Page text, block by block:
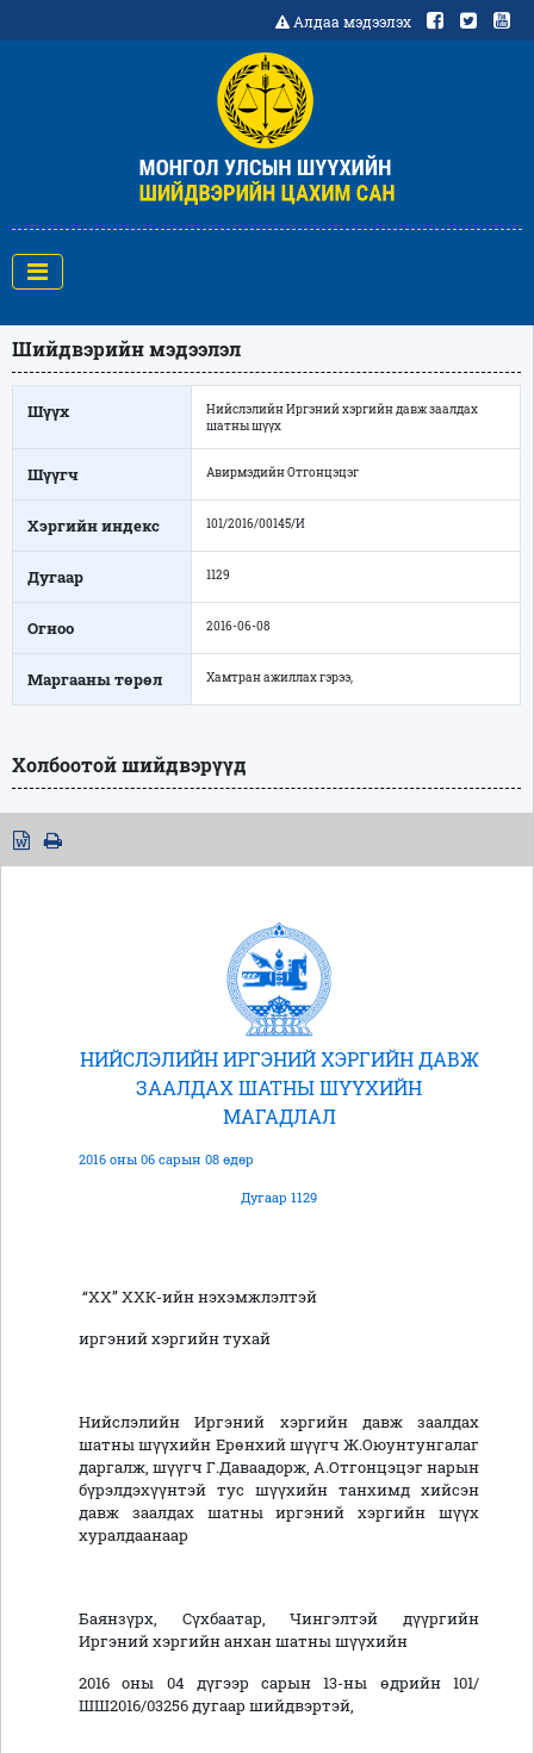
Алдаа мэдээлэх
Шийдвэрийн мэдээлэл
Шүүх
Нийслэлийн Иргэний хэргийн давж заалдах
шатны шүүх
Шүүгч Авирмэдийн Отгонцэцэг
Хэргийн индекс 101/2016/00145/И
Дугаар 1129
Огноо 2016-06-08
Маргааны төрөл Хамтран ажиллах гэрээ,
Холбоотой шийдвэрүүд
НИЙСЛЭЛИЙН ИРГЭНИЙ ХЭРГИЙН ДАВЖ
ЗААЛДАХ ШАТНЫ ШҮҮХИЙН
МАГАДЛАЛ
2016 оны 06 сарын 08 өдөр
Дугаар 1129
“ХХ” ХХК-ийн нэхэмжлэлтэй
иргэний хэргийн тухай
Нийслэлийн Иргэний хэргийн давж заалдах
шатны шүүхийн Ерөнхий шүүгч Ж.Оюунтунгалаг
даргалж, шүүгч Г.Даваадорж, А.Отгонцэцэг нарын
бүрэлдэхүүнтэй тус шүүхийн танхимд хийсэн
давж заалдах шатны иргэний хэргийн шүүх
хуралдаанаар
Баянзүрх, Сүхбаатар, Чингэлтэй дүүргийн
Иргэний хэргийн анхан шатны шүүхийн
2016 оны 04 дүгээр сарын 13-ны өдрийн 101/
ШШ2016/03256 дугаар шийдвэртэй,